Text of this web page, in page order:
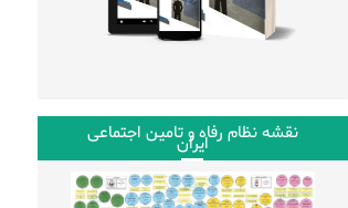
نقشه نظام رفاه و تامین اجتماعی
ایران